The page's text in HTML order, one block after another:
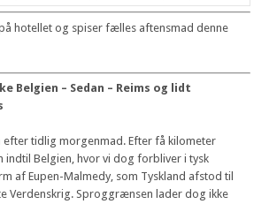
hotellet og spiser fælles aftensmad denne
Belgien – Sedan – Reims og lidt
efter tidlig morgenmad. Efter få kilometer
indtil Belgien, hvor vi dog forbliver i tysk
af Eupen-Malmedy, som Tyskland afstod til
Verdenskrig. Sproggrænsen lader dog ikke